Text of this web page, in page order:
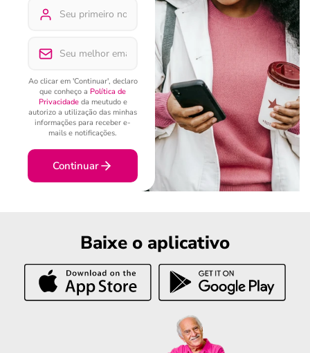
Ao clicar em 'Continuar', declaro
que conheço a Política de
Privacidadeda meutudo e
autorizo a utilização das minhas
informações para receber e-
mails e notificações.
Continuar
Baixe o aplicativo